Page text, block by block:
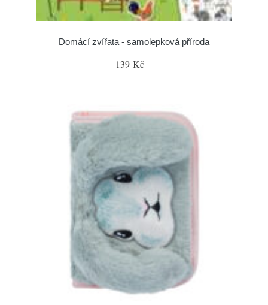
Domácí zvířata - samolepková příroda
139 Kč